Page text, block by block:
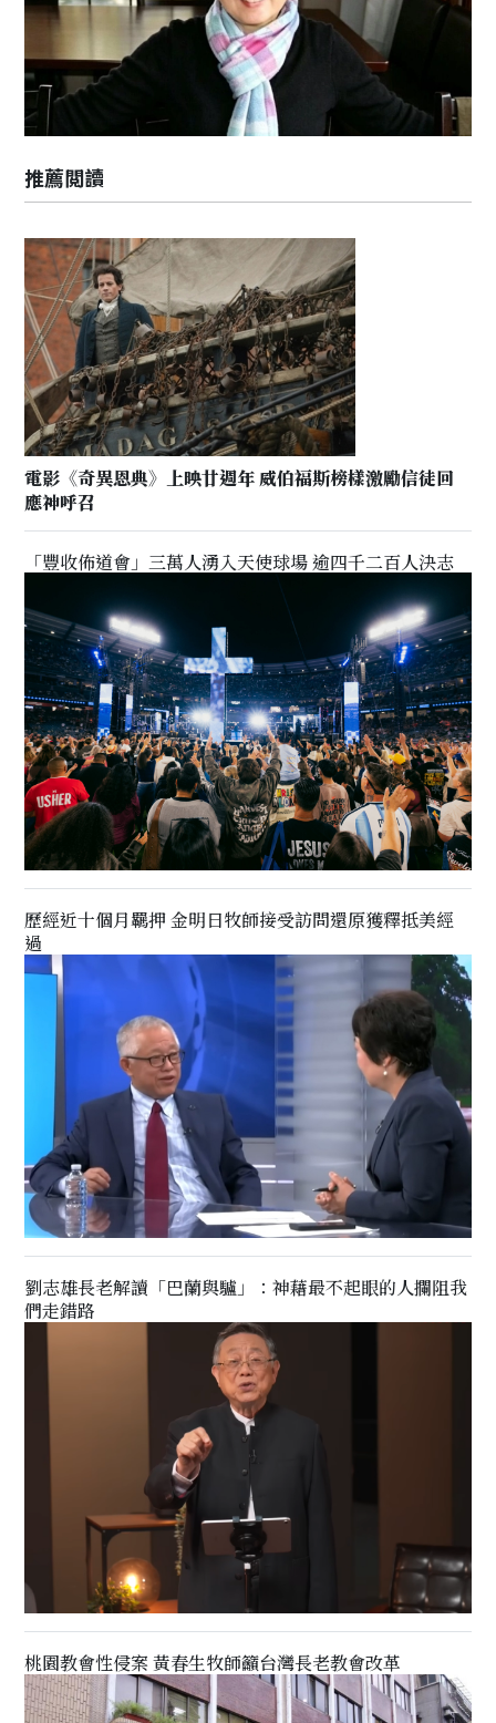
推薦閲讀
電影《奇異恩典》上映廿週年 威伯福斯榜樣激勵信徒回
應神呼召
「豐收佈道會」三萬人湧入天使球場 逾四千二百人決志
歷經近十個月羈押 金明日牧師接受訪問還原獲釋抵美經
過
劉志雄長老解讀「巴蘭與驢」：神藉最不起眼的人攔阻我
們走錯路
桃園教會性侵案 黃春生牧師籲台灣長老教會改革